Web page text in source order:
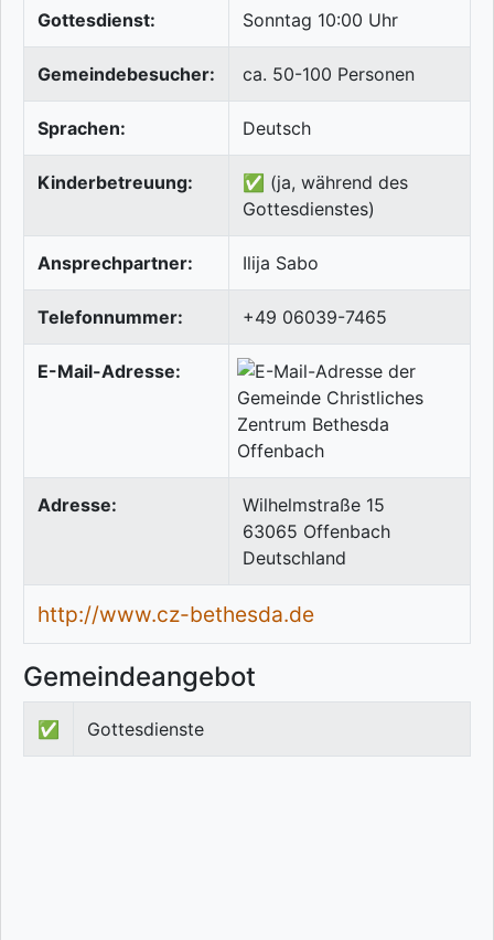
Gottesdienst: Sonntag 10:00 Uhr
Gemeindebesucher: ca. 50-100 Personen
Sprachen: Deutsch
Kinderbetreuung:
✅ (ja, während des
Gottesdienstes)
Ansprechpartner: Ilija Sabo
Telefonnummer: +49 06039-7465
E-Mail-Adresse:
Adresse:
Wilhelmstraße 15
63065 Offenbach
Deutschland
http://www.cz-bethesda.de
Gemeindeangebot
✅ Gottesdienste